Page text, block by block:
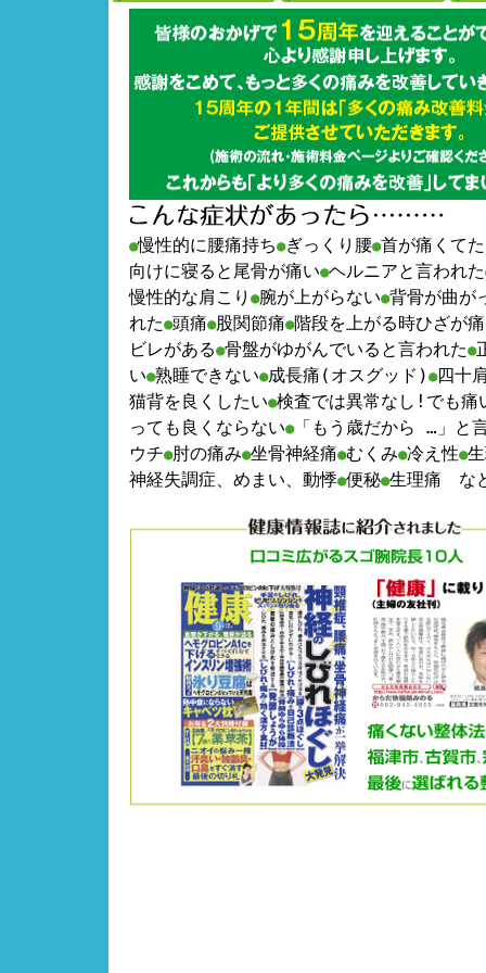
●慢性的に腰痛持ち●ぎっくり腰●首が痛くて
向けに寝ると尾骨が痛い●ヘルニアと言われた
慢性的な肩こり ●腕が上がらない●背骨が曲が
れた●頭痛●股関節痛●階段を上がる時ひざが
ビレがある●骨盤がゆがんでいると言われた●
い●熟睡できない●成長痛(オスグッド)●四十
猫背を良くしたい●検査では異常なし!でも
っても良くならない●「もう歳だから …」と
ウチ●肘の痛み●坐骨神経痛●むくみ●冷え性●
神経失調症、めまい、動悸●便秘●生理痛 な